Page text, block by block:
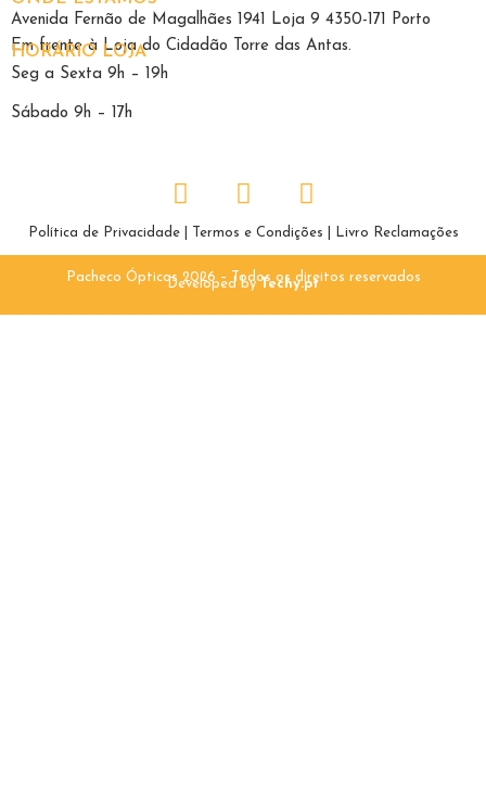
Avenida Fernão de Magalhães 1941 Loja 9 4350-171 Porto
Em frente à Loja do Cidadão Torre das Antas.
HORÁRIO LOJA
Seg a Sexta 9h – 19h
Sábado 9h – 17h
Política de Privacidade Termos e Condições Livro Reclamações
Pacheco Ópticas 2026 – Todos os direitos reservados
Developed byTechy.pt